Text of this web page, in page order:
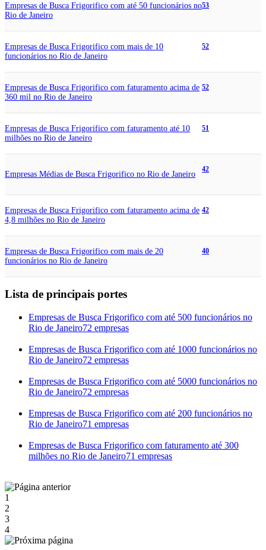
Empresas de Busca Frigorifico com até 50 funcionários no
Rio de Janeiro
53
Empresas de Busca Frigorifico com mais de 10
funcionários no Rio de Janeiro
52
Empresas de Busca Frigorifico com faturamento acima de
360 mil no Rio de Janeiro
52
Empresas de Busca Frigorifico com faturamento até 10
milhões no Rio de Janeiro
51
Empresas Médias de Busca Frigorifico no Rio de Janeiro
42
Empresas de Busca Frigorifico com faturamento acima de
4,8 milhões no Rio de Janeiro
42
Empresas de Busca Frigorifico com mais de 20
funcionários no Rio de Janeiro
40
Lista de principais portes
Empresas de Busca Frigorifico com até 500 funcionários no
Rio de Janeiro72 empresas
Empresas de Busca Frigorifico com até 1000 funcionários no
Rio de Janeiro72 empresas
Empresas de Busca Frigorifico com até 5000 funcionários no
Rio de Janeiro72 empresas
Empresas de Busca Frigorifico com até 200 funcionários no
Rio de Janeiro71 empresas
Empresas de Busca Frigorifico com faturamento até 300
milhões no Rio de Janeiro71 empresas
1
2
3
4